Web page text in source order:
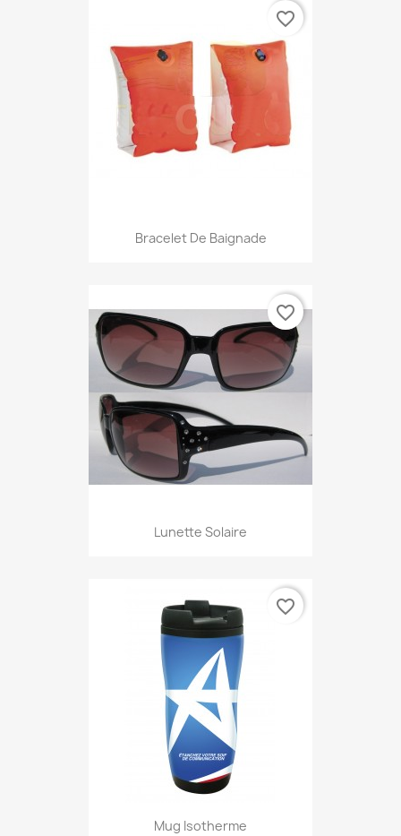
Bracelet De Baignade
favorite_border
Lunette Solaire
favorite_border
Mug Isotherme
favorite_border